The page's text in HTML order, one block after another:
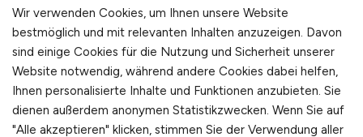
Unternehmen. Du kennst dich mit dem
Unionszollkodex aus und sorgst für die
korrekte Abwicklung aller Ein- und
Ausfuhrformalitäten.
Wir verwenden Cookies, um Ihnen unsere Website
bestmöglich und mit relevanten Inhalten anzuzeigen. Davon
sind einige Cookies für die Nutzung und Sicherheit unserer
Website notwendig, während andere Cookies dabei helfen,
Ihnen personalisierte Inhalte und Funktionen anzubieten. Sie
dienen außerdem anonymen Statistikzwecken. Wenn Sie auf
"Alle akzeptieren" klicken, stimmen Sie der Verwendung aller